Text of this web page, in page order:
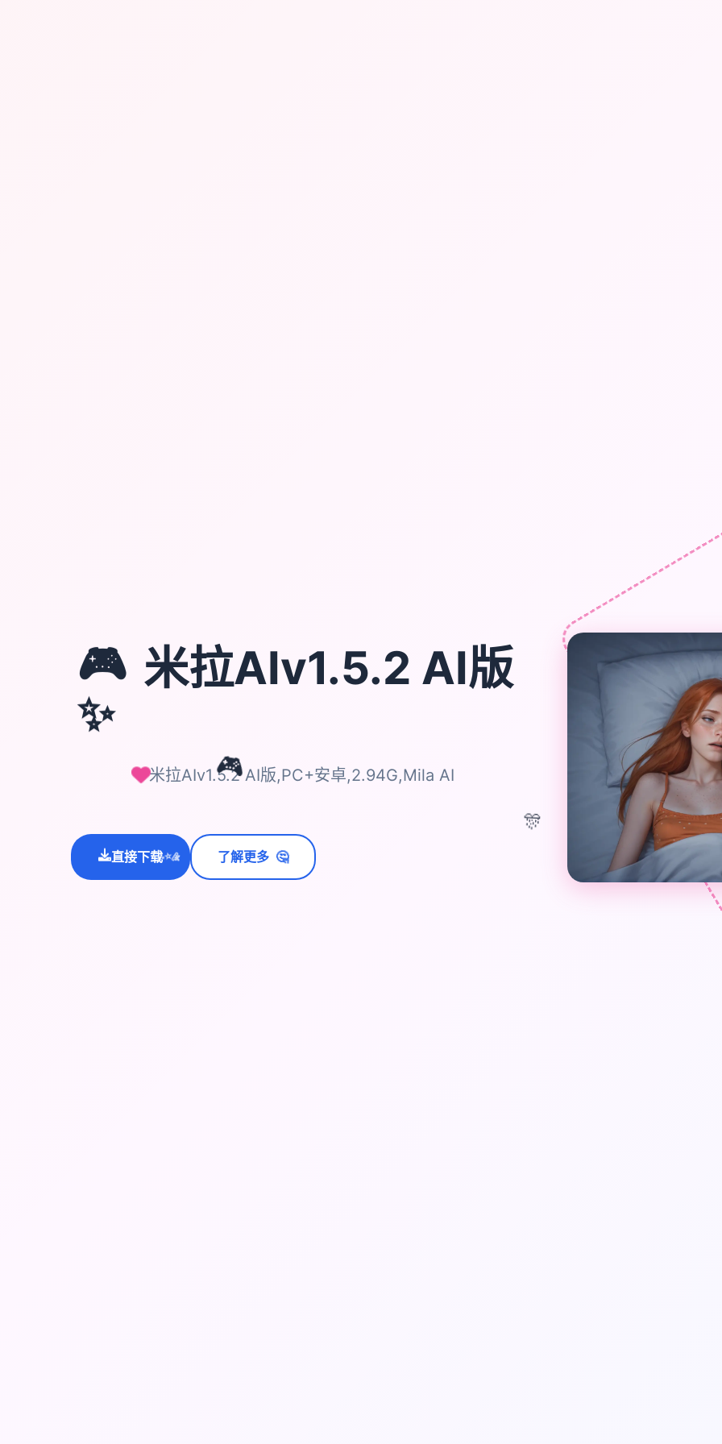
🎮
🎮 米拉AIv1.5.2 AI版
✨
米拉AIv1.5.2 AI版,PC+安卓,2.94G,Mila AI
直接下载
✨⭐💫 了解更多 🤔
🎊